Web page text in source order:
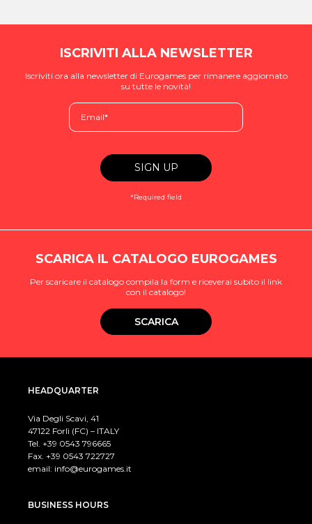
ISCRIVITI ALLA NEWSLETTER
Iscriviti ora alla newsletter di Eurogames per rimanere aggiornato
su tutte le novità!
*Required field
SCARICA IL CATALOGO EUROGAMES
Per scaricare il catalogo compila la form e riceverai subito il link
con il catalogo!
SCARICA
HEADQUARTER
Via Degli Scavi, 41
47122 Forlì (FC) – ITALY
Tel. +39 0543 796665
Fax. +39 0543 722727
email: info@eurogames.it
BUSINESS HOURS